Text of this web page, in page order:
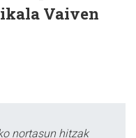
Vaiven
nortasun hitzak